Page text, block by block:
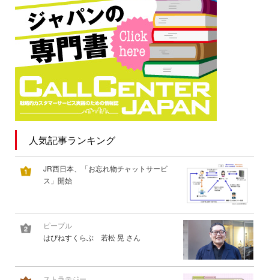
人気記事ランキング
JR西日本、「お忘れ物チャットサービ
ス」開始
ピープル
はぴねすくらぶ 若松 晃 さん